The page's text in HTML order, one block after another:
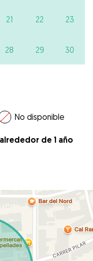
21 22 23
28 29 30
No disponible
de 1 año